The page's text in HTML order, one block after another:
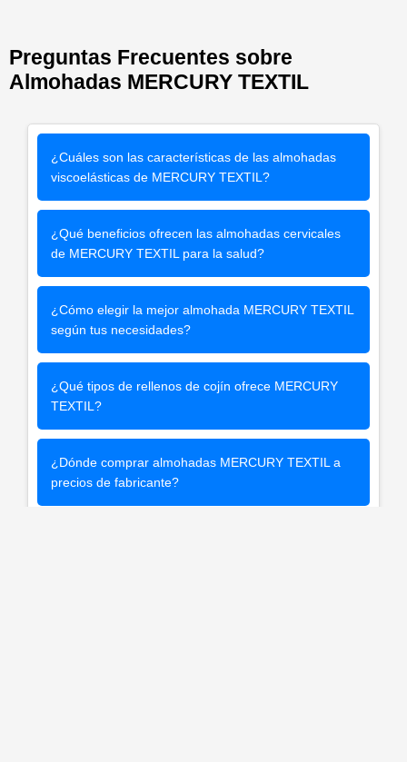
Preguntas Frecuentes sobre
Almohadas MERCURY TEXTIL
¿Cuáles son las características de las almohadas
viscoelásticas de MERCURY TEXTIL?
¿Qué beneficios ofrecen las almohadas cervicales
de MERCURY TEXTIL para la salud?
¿Cómo elegir la mejor almohada MERCURY TEXTIL
según tus necesidades?
¿Qué tipos de rellenos de cojín ofrece MERCURY
TEXTIL?
¿Dónde comprar almohadas MERCURY TEXTIL a
precios de fabricante?